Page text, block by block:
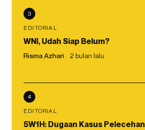
3
EDITORIAL
WNI, Udah Siap Belum?
Risma Azhari 2 bulan lalu
4
EDITORIAL
5W1H: Dugaan Kasus Pelecehan